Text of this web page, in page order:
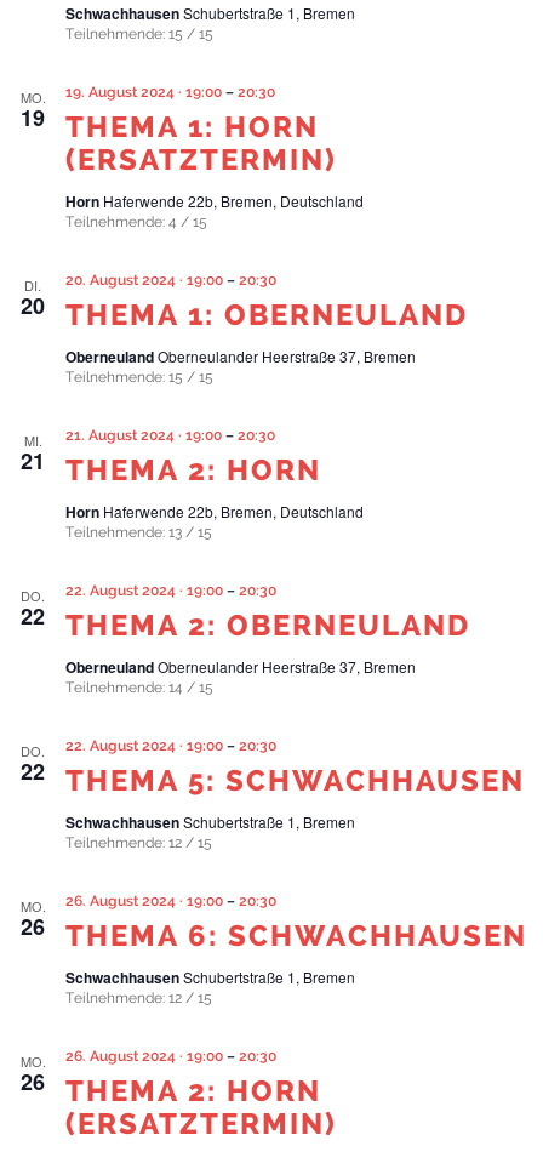
SchwachhausenSchubertstraße 1, Bremen
Teilnehmende: 15 / 15
MO.
19
THEMA 1: HORN
(ERSATZTERMIN)
19. August 2024 · 19:00 – 20:30
Horn Haferwende 22b, Bremen, Deutschland
Teilnehmende: 4 / 15
DI.
20 THEMA 1: OBERNEULAND
20. August 2024 · 19:00 – 20:30
OberneulandOberneulander Heerstraße 37, Bremen
Teilnehmende: 15 / 15
MI.
21 THEMA 2: HORN
21. August 2024 · 19:00 – 20:30
Horn Haferwende 22b, Bremen, Deutschland
Teilnehmende: 13 / 15
DO.
22 THEMA 2: OBERNEULAND
22. August 2024 · 19:00 – 20:30
OberneulandOberneulander Heerstraße 37, Bremen
Teilnehmende: 14 / 15
DO.
22 THEMA 5: SCHWACHHAUSEN
22. August 2024 · 19:00 – 20:30
SchwachhausenSchubertstraße 1, Bremen
Teilnehmende: 12 / 15
MO.
26 THEMA 6: SCHWACHHAUSEN
26. August 2024 · 19:00 – 20:30
SchwachhausenSchubertstraße 1, Bremen
Teilnehmende: 12 / 15
MO.
26
THEMA 2: HORN
(ERSATZTERMIN)
26. August 2024 · 19:00 – 20:30